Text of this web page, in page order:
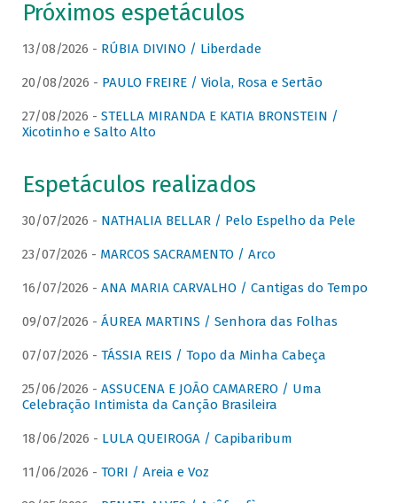
Próximos espetáculos
13/08/2026 - RÚBIA DIVINO / Liberdade
20/08/2026 - PAULO FREIRE / Viola, Rosa e Sertão
27/08/2026 - STELLA MIRANDA E KATIA BRONSTEIN /
Xicotinho e Salto Alto
Espetáculos realizados
30/07/2026 - NATHALIA BELLAR / Pelo Espelho da Pele
23/07/2026 - MARCOS SACRAMENTO / Arco
16/07/2026 - ANA MARIA CARVALHO / Cantigas do Tempo
09/07/2026 - ÁUREA MARTINS / Senhora das Folhas
07/07/2026 - TÁSSIA REIS / Topo da Minha Cabeça
25/06/2026 - ASSUCENA E JOÃO CAMARERO / Uma
Celebração Intimista da Canção Brasileira
18/06/2026 - LULA QUEIROGA / Capibaribum
11/06/2026 - TORI / Areia e Voz